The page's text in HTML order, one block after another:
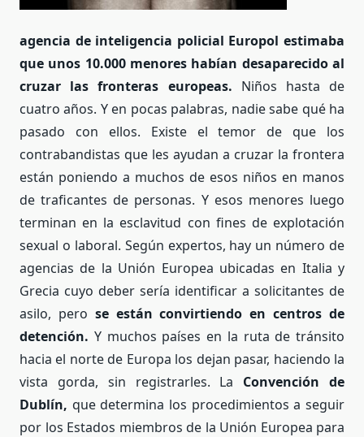
agencia de inteligencia policial Europol estimaba
que unos 10.000 menores habían desaparecido al
cruzar las fronteras europeas. Niños hasta de
cuatro años. Y en pocas palabras, nadie sabe qué ha
pasado con ellos. Existe el temor de que los
contrabandistas que les ayudan a cruzar la frontera
están poniendo a muchos de esos niños en manos
de traficantes de personas. Y esos menores luego
terminan en la esclavitud con fines de explotación
sexual o laboral. Según expertos, hay un número de
agencias de la Unión Europea ubicadas en Italia y
Grecia cuyo deber sería identificar a solicitantes de
asilo, pero se están convirtiendo en centros de
detención. Y muchos países en la ruta de tránsito
hacia el norte de Europa los dejan pasar, haciendo la
vista gorda, sin registrarles. La Convenciónde
Dublín, que determina los procedimientos a seguir
por los Estados miembros de la Unión Europea para